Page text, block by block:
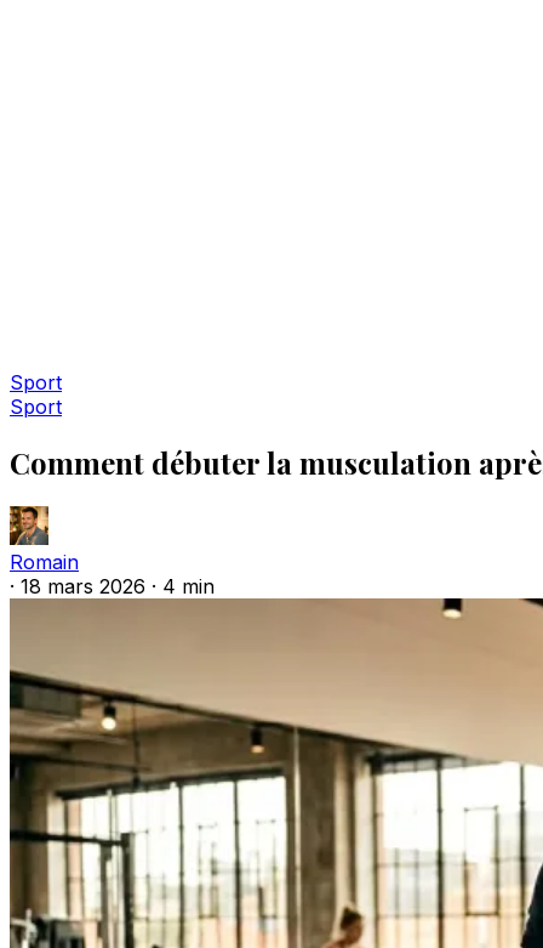
Sport
Sport
Comment débuter la musculation
Romain
· 18 mars 2026 · 4 min